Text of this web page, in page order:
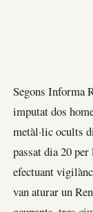
Segons Informa
imputat dos
metàl·lic ocults
passat dia 20 per
efectuant
van aturar un